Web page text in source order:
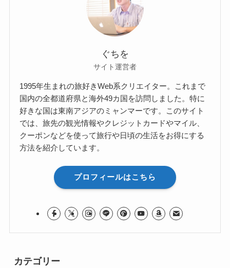
ぐちを
サイト運営者
1995年生まれの旅好きWeb系クリエイター。これまで
国内の全都道府県と海外49カ国を訪問しました。特に
好きな国は東南アジアのミャンマーです。このサイト
では、旅先の観光情報やクレジットカードやマイル、
クーポンなどを使って旅行や日頃の生活をお得にする
方法を紹介しています。
プロフィールはこちら
カテゴリー